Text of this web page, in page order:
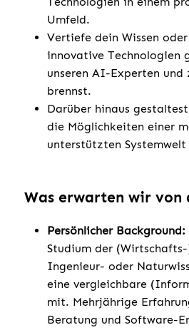
Umfeld.
Vertiefe dein Wissen
innovative Technologien
unseren AI-Experten und
brennst.
Darüber hinaus
die Möglichkeiten einer
unterstützten
Was erwarten wir von
Persönlicher Background:
Studium der
Ingenieur- oder
eine vergleichbare
mit. Mehrjährige
Beratung und Software-